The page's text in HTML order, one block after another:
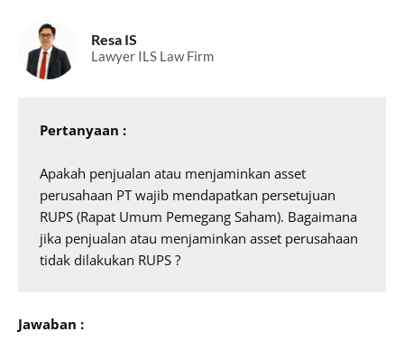
Resa IS
Lawyer ILS Law Firm
Pertanyaan :
Apakah penjualan atau menjaminkan asset
perusahaan PT wajib mendapatkan persetujuan
RUPS (Rapat Umum Pemegang Saham). Bagaimana
jika penjualan atau menjaminkan asset perusahaan
tidak dilakukan RUPS ?
Jawaban :